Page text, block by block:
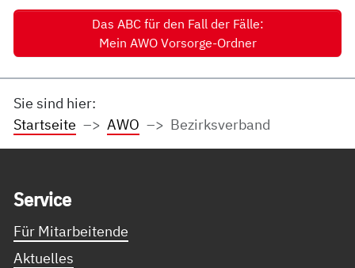
Das ABC für den Fall der Fälle:
Mein AWO Vorsorge-Ordner
Sie sind hier:
Startseite
AWO Bezirksverband
Ser­vice
Für Mitarbeitende
Aktuelles